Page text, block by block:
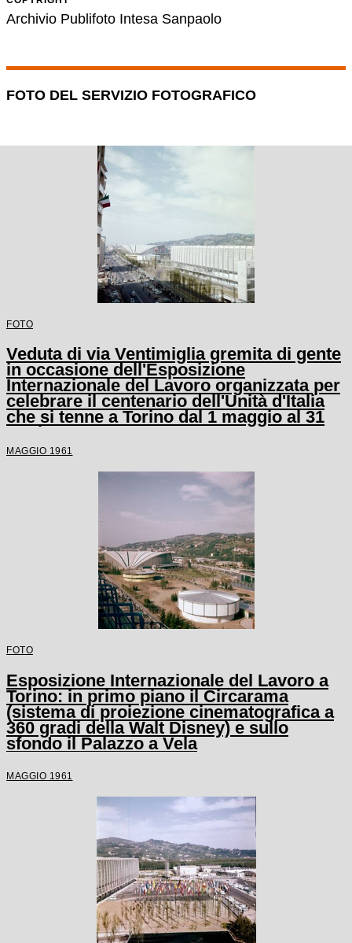
Archivio Publifoto Intesa Sanpaolo
FOTO DEL SERVIZIO FOTOGRAFICO
FOTO
Veduta di via Ventimiglia gremita di gente
in occasione dell'Esposizione
Internazionale del Lavoro organizzata per
celebrare il centenario dell'Unità d'Italia
che si tenne a Torino dal 1 maggio al 31
ottobre 1961
MAGGIO 1961
FOTO
Esposizione Internazionale del Lavoro a
Torino: in primo piano il Circarama
(sistema di proiezione cinematografica a
360 gradi della Walt Disney) e sullo
sfondo il Palazzo a Vela
MAGGIO 1961